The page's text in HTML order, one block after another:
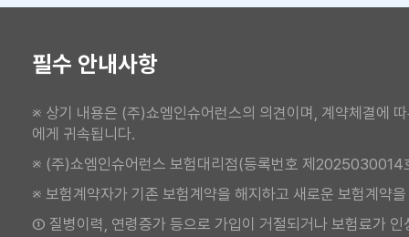
필수 안내사항
※ 상기 내용은 (주)쇼엠인슈어런스의 의견이며, 계약체결에
에게 귀속됩니다.
※ (주)쇼엠인슈어런스 보험대리점(등록번호 제2025030014
※ 보험계약자가 기존 보험계약을 해지하고 새로운 보험계약
① 질병이력, 연령증가 등으로 가입이 거절되거나 보험료가 인